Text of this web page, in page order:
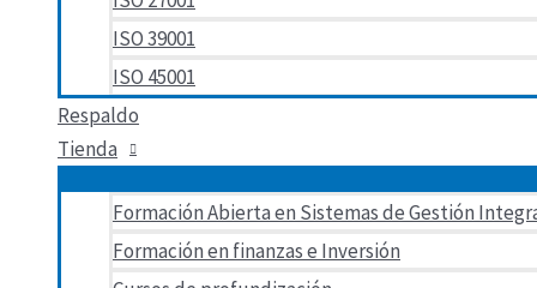
ISO 39001
ISO 45001
Respaldo
Tienda
Formación Abierta en Sistemas de Gestión
Formación en finanzas e Inversión